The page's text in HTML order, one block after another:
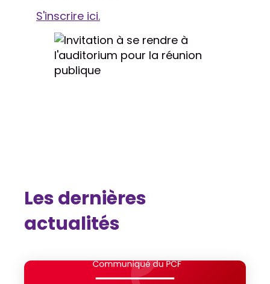
S'inscrire ici.
Les dernières
actualités